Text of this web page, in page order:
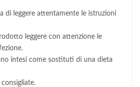
di leggere attentamente le istruzioni
leggere con attenzione le
intesi come sostituti di una dieta